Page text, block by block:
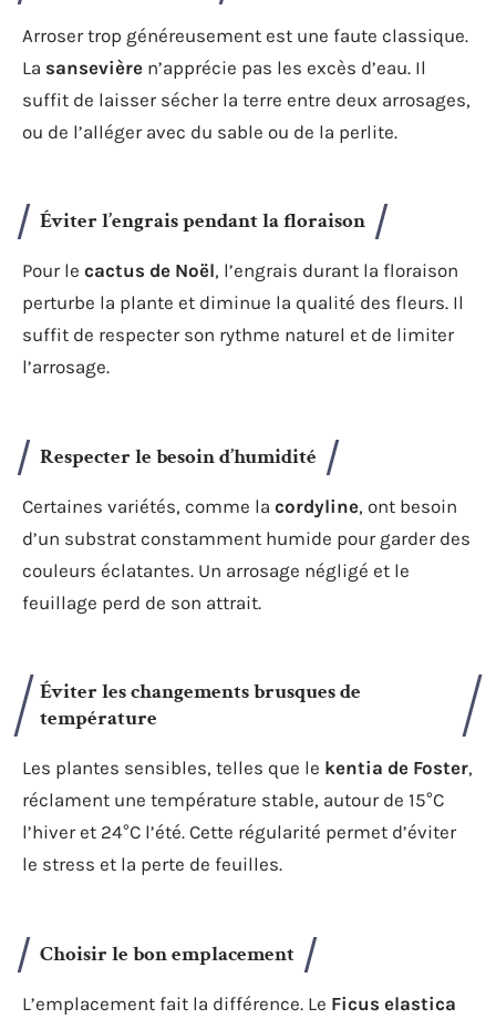
Arroser trop généreusement est une faute classique.
La sansevière n’apprécie pas les excès d’eau. Il
suffit de laisser sécher la terre entre deux arrosages,
ou de l’alléger avec du sable ou de la perlite.
Éviter l’engrais pendant la floraison
Pour le cactus de Noël, l’engrais durant la floraison
perturbe la plante et diminue la qualité des fleurs. Il
suffit de respecter son rythme naturel et de limiter
l’arrosage.
Respecter le besoin d’humidité
Certaines variétés, comme la cordyline, ont besoin
d’un substrat constamment humide pour garder des
couleurs éclatantes. Un arrosage négligé et le
feuillage perd de son attrait.
Éviter les changements brusques de
température
Les plantes sensibles, telles que le kentia de Foster,
réclament une température stable, autour de 15°C
l’hiver et 24°C l’été. Cette régularité permet d’éviter
le stress et la perte de feuilles.
Choisir le bon emplacement
L’emplacement fait la différence. Le Ficus elastica